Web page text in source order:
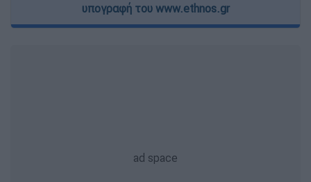
υπογραφή του www.ethnos.gr